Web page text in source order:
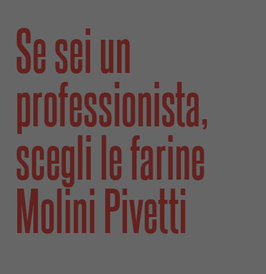
Se sei un
professionista,
scegli le farine
Molini Pivetti